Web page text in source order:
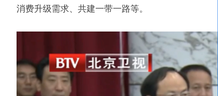
消费升级需求、共建一带一路等。